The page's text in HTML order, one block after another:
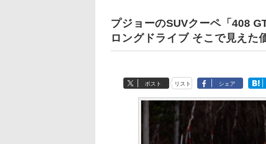
プジョーのSUVクーペ「408
ロングドライブ そこで見えた
ポスト リスト シェア